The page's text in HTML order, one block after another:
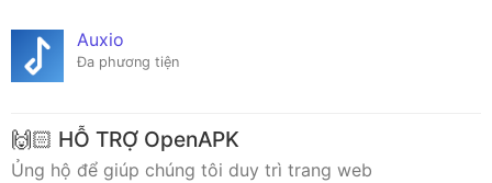
Auxio
Đa phương tiện
🙌🏻 HỖ TRỢ OpenAPK
Ủng hộ để giúp chúng tôi duy trì trang web